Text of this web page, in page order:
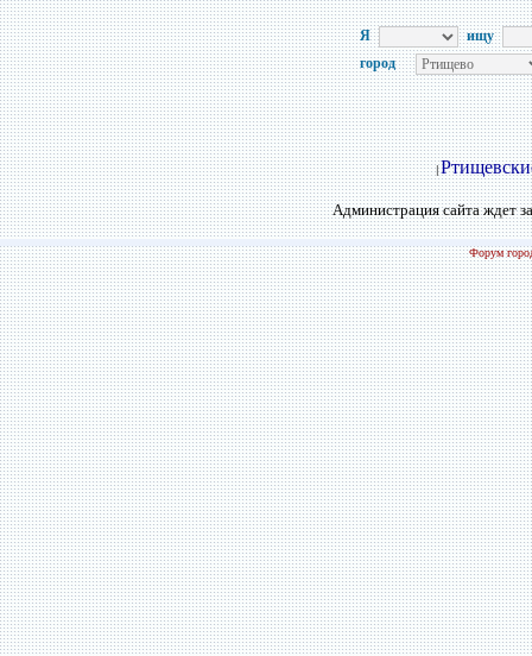
Я
ищу
город
|
Администрация сайта ждет
Форум